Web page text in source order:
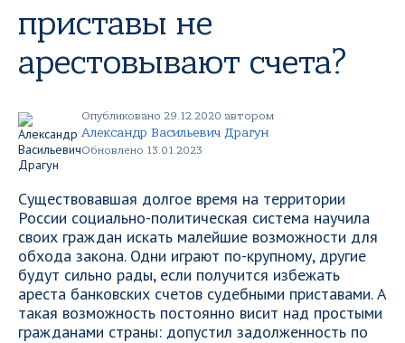
приставы не
арестовывают счета?
Опубликовано 29.12.2020 автором
Александр Васильевич Драгун
Обновлено 13.01.2023
Существовавшая долгое время на территории
России социально-политическая система научила
своих граждан искать малейшие возможности для
обхода закона. Одни играют по-крупному, другие
будут сильно рады, если получится избежать
ареста банковских счетов судебными приставами. А
такая возможность постоянно висит над простыми
гражданами страны: допустил задолженность по